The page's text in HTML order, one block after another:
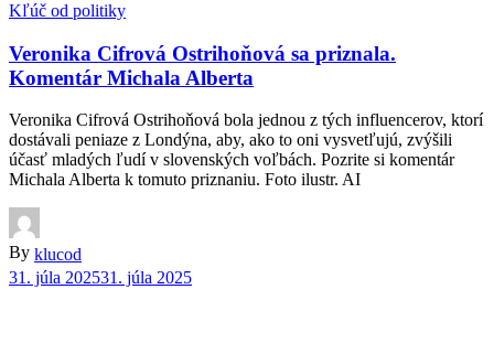
Kľúč od politiky
Veronika Cifrová Ostrihoňová sa priznala.
Komentár Michala Alberta
Veronika Cifrová Ostrihoňová bola jednou z tých influencerov, ktorí
dostávali peniaze z Londýna, aby, ako to oni vysvetľujú, zvýšili
účasť mladých ľudí v slovenských voľbách. Pozrite si komentár
Michala Alberta k tomuto priznaniu. Foto ilustr. AI
By klucod
31. júla 202531. júla 2025